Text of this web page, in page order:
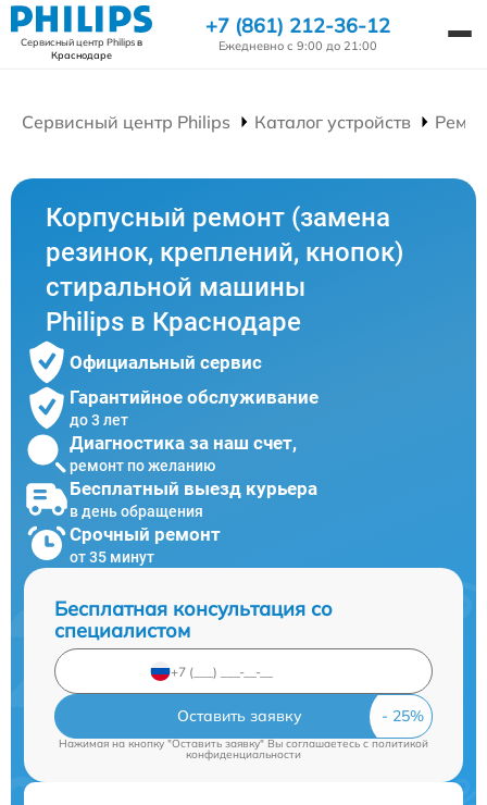
Сервисный центр Philipsв
Краснодаре
+7 (861) 212-36-12
Ежедневно с 9:00 до 21:00
Сервисный центр Philips Каталог устройств
Корпусный ремонт (замена
резинок, креплений, кнопок)
стиральной машины
Philips в Краснодаре
Официальный сервис
Гарантийное обслуживание
до 3 лет
Диагностика за наш счет,
ремонт по желанию
Бесплатный выезд курьера
в день обращения
Срочный ремонт
от 35 минут
Бесплатная консультация со
специалистом
Оставить заявку
Нажимая на кнопку "Оставить заявку" Вы соглашаетесь c политикой
конфиденциальности